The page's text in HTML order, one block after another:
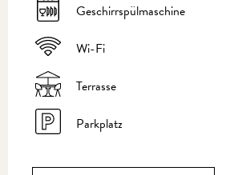
Geschirrspülmaschine
Wi-Fi
Terrasse
Parkplatz